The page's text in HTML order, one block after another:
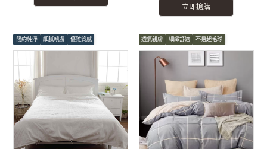
立即搶購
簡約純淨 細膩親膚 優雅質感 透氣親膚 細緻舒適 不易起毛球